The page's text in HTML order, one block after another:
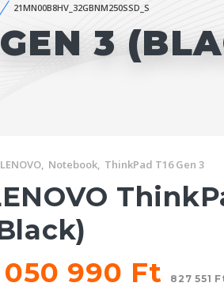
21MN00B8HV_32GBNM250SSD_S
3
LENOVO, Notebook, ThinkPad T16 Gen 3
050 990 Ft
827 551